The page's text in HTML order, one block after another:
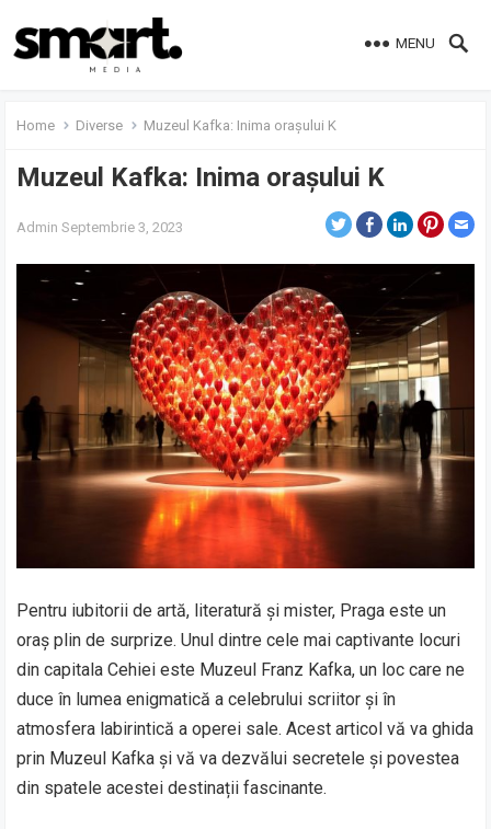
MENU
Home Diverse Muzeul Kafka: Inima orașului K
Muzeul Kafka: Inima orașului K
Admin Septembrie 3, 2023
Pentru iubitorii de artă, literatură și mister, Praga este un
oraș plin de surprize. Unul dintre cele mai captivante locuri
din capitala Cehiei este Muzeul Franz Kafka, un loc care ne
duce în lumea enigmatică a celebrului scriitor și în
atmosfera labirintică a operei sale. Acest articol vă va ghida
prin Muzeul Kafka și vă va dezvălui secretele și povestea
din spatele acestei destinații fascinante.